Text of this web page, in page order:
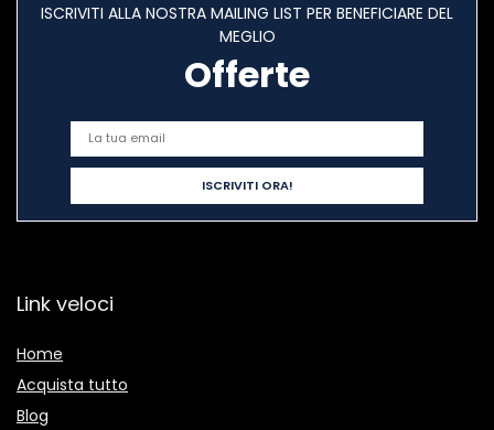
ISCRIVITI ALLA NOSTRA MAILING LIST PER BENEFICIARE DEL
MEGLIO
Offerte
Link veloci
Home
Acquista tutto
Blog